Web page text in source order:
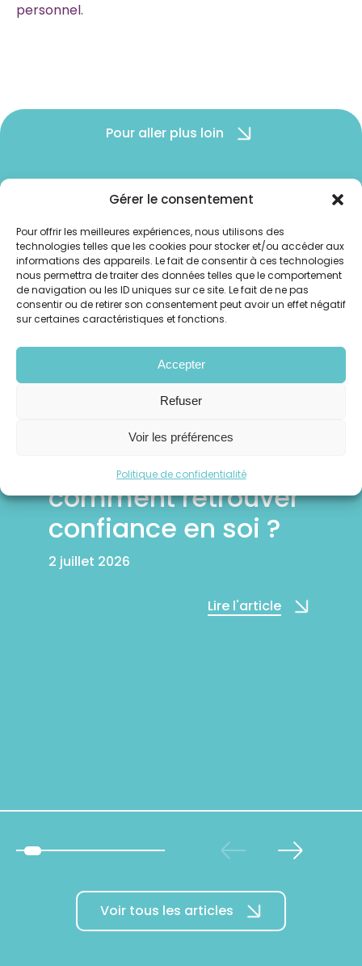
Gérer le consentement
Pour offrir les meilleures expériences, nous utilisons des
technologies telles que les cookies pour stocker et/ou accéder aux
informations des appareils. Le fait de consentir à ces technologies
nous permettra de traiter des données telles que le comportement
de navigation ou les ID uniques sur ce site. Le fait de ne pas
consentir ou de retirer son consentement peut avoir un effet négatif
sur certaines caractéristiques et fonctions.
Accepter
Refuser
Voir les préférences
Politique de confidentialité
personnel.
Pour aller plus loin
Pssssitt... Lisez notre blog
!
Burn-out ou échec
professionnel :
comment retrouver
confiance en soi ?
2 juillet 2026
Lire l'article
Voir tous les articles